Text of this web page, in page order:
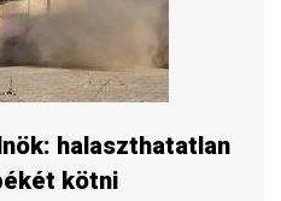
halaszthatatlan
kötni